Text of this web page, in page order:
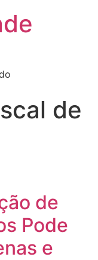
de
de
Pode
e